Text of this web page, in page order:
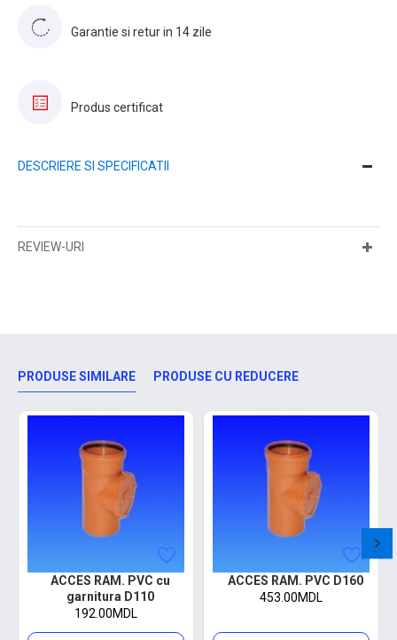
Garantie si retur in 14 zile
Produs certificat
DESCRIERE SI SPECIFICATII
REVIEW-URI
PRODUSE SIMILARE PRODUSE CU REDUCERE
ACCES RAM. PVC cu
garnitura D110
192.00MDL
ACCES RAM. PVC D160
453.00MDL